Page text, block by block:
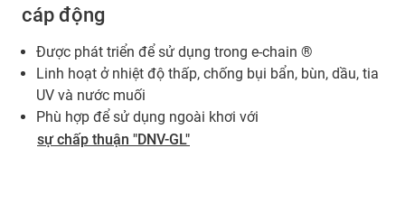
cáp động
Được phát triển để sử dụng trong e-chain ®
Linh hoạt ở nhiệt độ thấp, chống bụi bẩn, bùn, dầu, tia
UV và nước muối
Phù hợp để sử dụng ngoài khơi với
sự chấp thuận "DNV-GL"